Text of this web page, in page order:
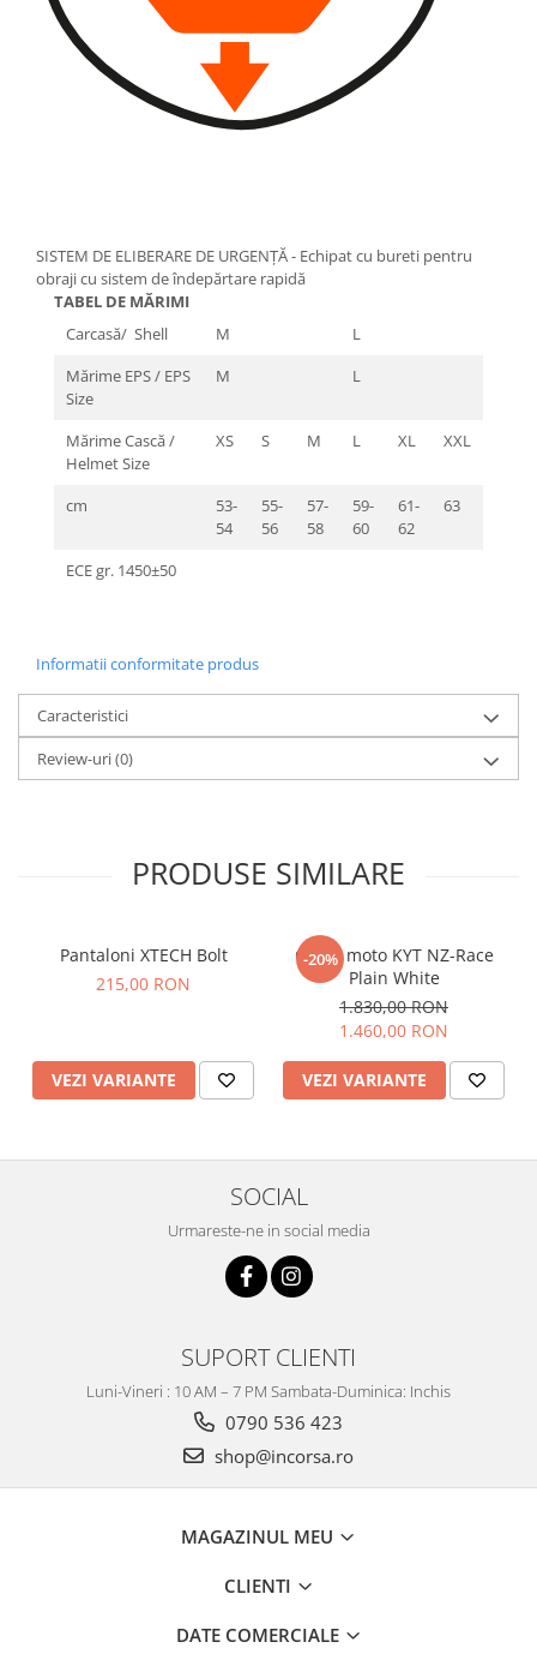
SISTEM DE ELIBERARE DE URGENȚĂ - Echipat cu bureti pentru
obraji cu sistem de îndepărtare rapidă
TABEL DE MĂRIMI
Carcasă/ Shell
M
L
Mărime EPS / EPS
Size
M L
Mărime Cască /
Helmet Size
XS S M L XL XXL
cm
53-
54
55-
56
57-
58
59-
60
61-
62
63
ECE gr. 1450±50
Informatii conformitate produs
Caracteristici
Review-uri(0)
PRODUSE SIMILARE
Pantaloni XTECH Bolt
215,00 RON
VEZI VARIANTE
-20%
Casca moto KYT NZ-Race
Plain White
1.830,00 RON
1.460,00 RON
VEZI VARIANTE
SOCIAL
Urmareste-ne in social media
SUPORT CLIENTI
Luni-Vineri : 10 AM – 7 PM Sambata-Duminica: Inchis
0790 536 423
shop@incorsa.ro
MAGAZINUL MEU
CLIENTI
DATE COMERCIALE